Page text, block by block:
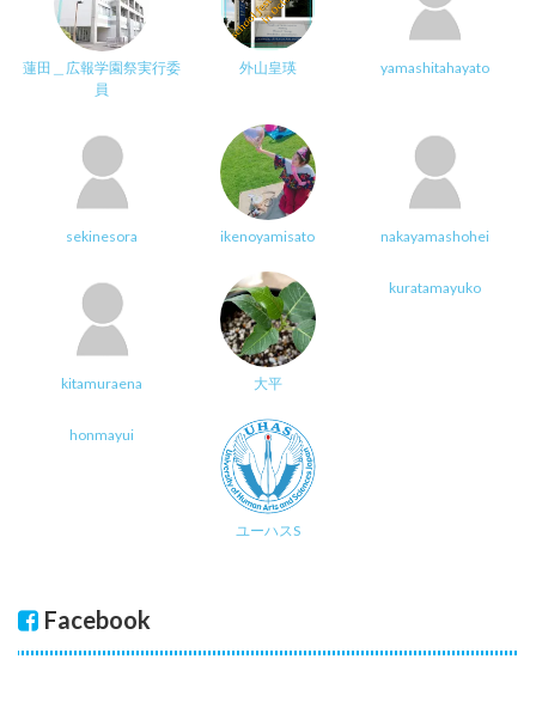
蓮田＿広報学園祭実行委
員
外山皇瑛 yamashitahayato
sekinesora ikenoyamisato nakayamashohei
kitamuraena 大平
kuratamayuko
honmayui
ユーハスS
Facebook